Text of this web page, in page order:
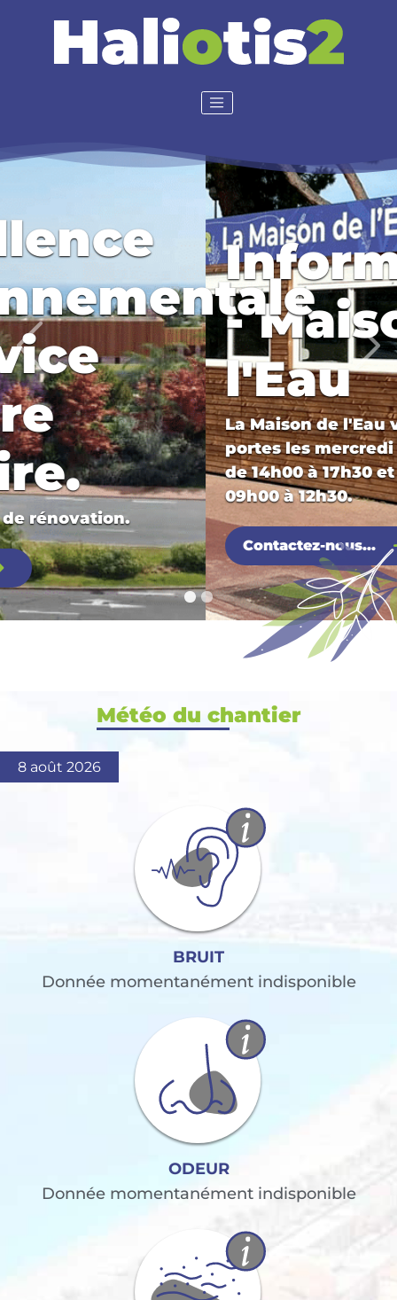
Information
- Maison de
l'Eau
La Maison de l'Eau vous ouvre ses
portes les mercredi de 09h00 à 12h30 et
de 14h00 à 17h30 et le vendredi de
09h00 à 12h30.
Contactez-nous...
Previous
Météo du chantier
8 août 2026
BRUIT
Donnée momentanément indisponible
ODEUR
Donnée momentanément indisponible